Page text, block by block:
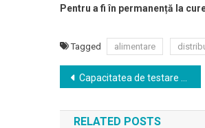
Pentru a fi în permanență la
Tagged alimentare
Navigare
în
Capacitatea de testare pentru COVID-19 a Spitalului ”Victor Babeş” din Craiova a crescut de la 40 la 280 teste pe zi
RELATED POSTS